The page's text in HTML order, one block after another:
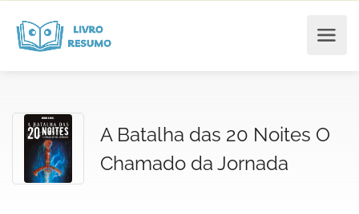
A Batalha das 20 Noites O
Chamado da Jornada